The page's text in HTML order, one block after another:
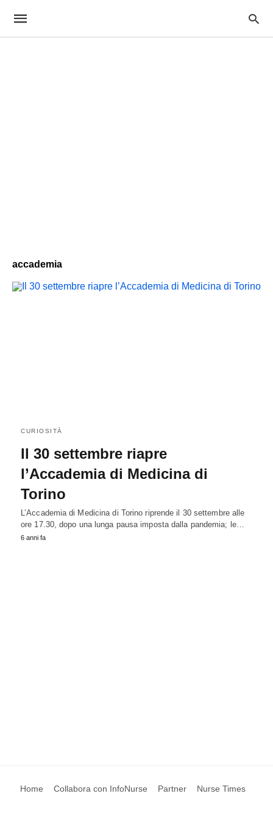
accademia
CURIOSITÀ
Il 30 settembre riapre
l’Accademia di Medicina di
Torino
L’Accademia di Medicina di Torino riprende il 30 settembre alle
ore 17.30, dopo una lunga pausa imposta dalla pandemia; le…
6 anni fa
Home Collabora con InfoNurse Partner Nurse Times